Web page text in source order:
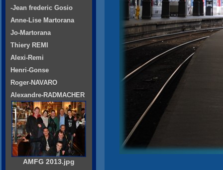
-Jean frederic Gosio
Anne-Lise Martorana
Jo-Martorana
Thiery REMI
Alexi-Remi
Henri-Gonse
Roger-NAVARO
Alexandre-RADMACHER
AMFG 2013.jpg